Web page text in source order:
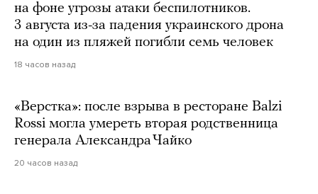
на фоне угрозы атаки беспилотников.
3 августа из-за падения украинского дрона
на один из пляжей погибли семь человек
18 часов назад
«Верстка»: после взрыва в ресторане Balzi
Rossi могла умереть вторая родственница
генерала Александра Чайко
20 часов назад